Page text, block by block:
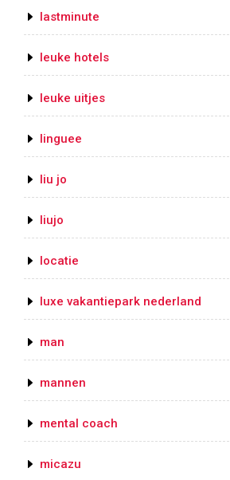
lastminute
leuke hotels
leuke uitjes
linguee
liu jo
liujo
locatie
luxe vakantiepark nederland
man
mannen
mental coach
micazu